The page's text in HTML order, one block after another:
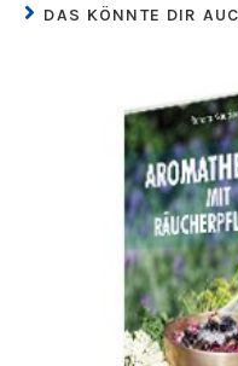
DAS KÖNNTE DIR